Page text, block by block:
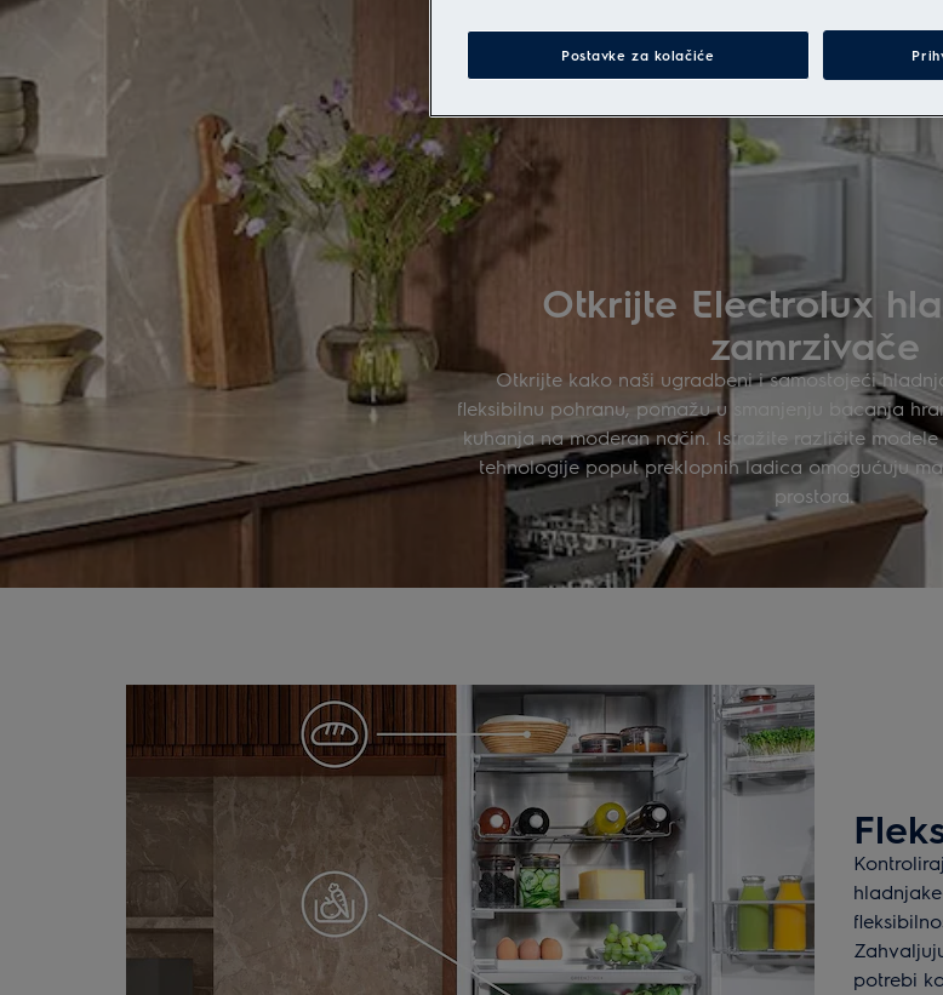
Otkrijte Electrolux
zamrzivače
Otkrijte kako naši ugradbeni i samostojeći
fleksibilnu pohranu, pomažu u smanjenju bacanja
kuhanja na moderan način. Istražite različite
tehnologije poput preklopnih ladica omogućuju
prostora.
potrebi
Postavke za kolačiće